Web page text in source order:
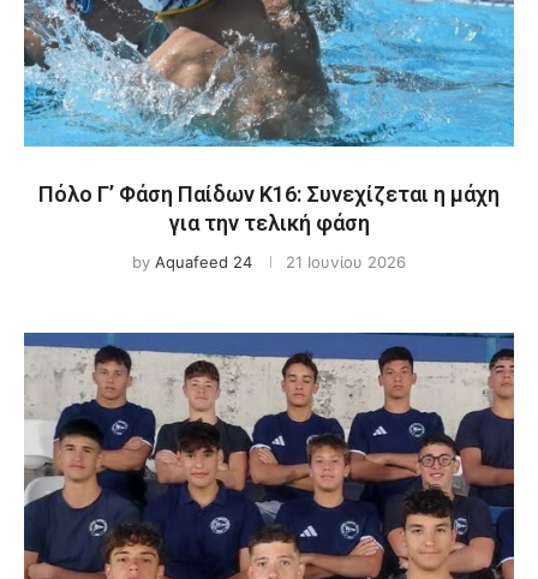
Πόλο Γ’ Φάση Παίδων Κ16: Συνεχίζεται η μάχη
για την τελική φάση
by Aquafeed 24 21 Ιουνίου 2026